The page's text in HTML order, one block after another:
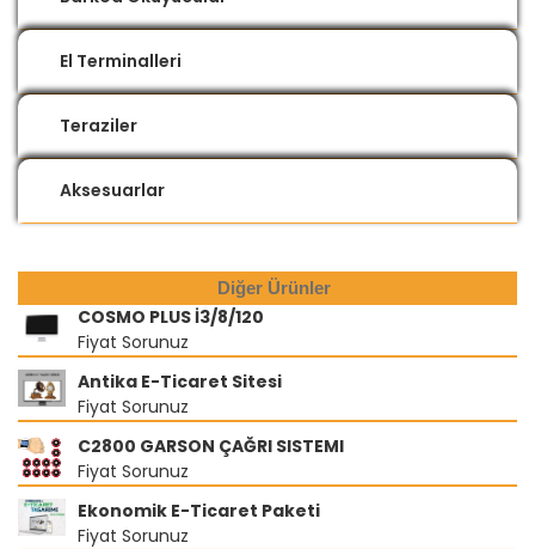
El Terminalleri
Teraziler
Aksesuarlar
Diğer Ürünler
COSMO PLUS İ3/8/120
Fiyat Sorunuz
Antika E-Ticaret Sitesi
Fiyat Sorunuz
C2800 GARSON ÇAĞRI SISTEMI
Fiyat Sorunuz
Ekonomik E-Ticaret Paketi
Fiyat Sorunuz